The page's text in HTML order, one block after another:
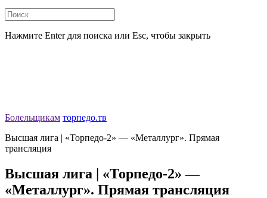
Нажмите Enter для поиска или Esc, чтобы закрыть
Болельщикам торпедо.тв
Высшая лига | «Торпедо-2» — «Металлург». Прямая
трансляция
Высшая лига | «Торпедо-2» —
«Металлург». Прямая трансляция